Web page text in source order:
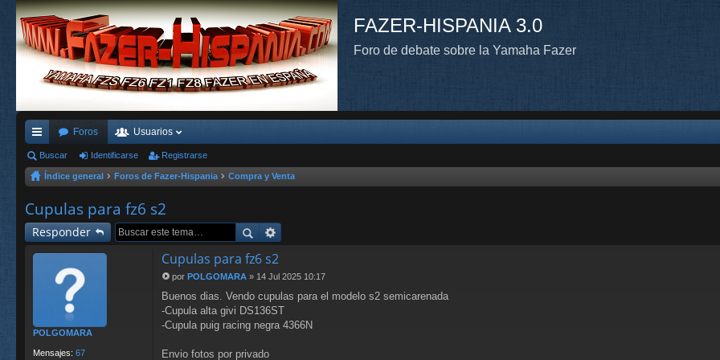
FAZER-HISPANIA 3.0
Foro de debate sobre la Yamaha Fazer
nl
ac
es
rá
pi
Foros Usuarios
Buscar Identificarse Registrarse
Índice general Foros de Fazer-Hispania Compra y Venta
Cupulas para fz6 s2
Responder
POLGOMARA
Mensajes: 67
Cupulas para fz6 s2
e
n
s
e
por POLGOMARA » 14 Jul 2025 10:17
Buenos dias. Vendo cupulas para el modelo s2 semicarenada
-Cupula alta givi DS136ST
-Cupula puig racing negra 4366N
Envio fotos por privado